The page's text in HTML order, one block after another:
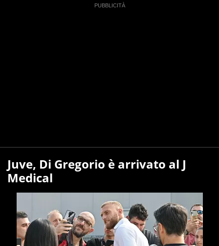
Juve, Di Gregorio è arrivato al J
Medical